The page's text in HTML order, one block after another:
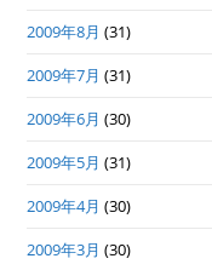
2009年8月 (31)
2009年7月 (31)
2009年6月 (30)
2009年5月 (31)
2009年4月 (30)
2009年3月 (30)